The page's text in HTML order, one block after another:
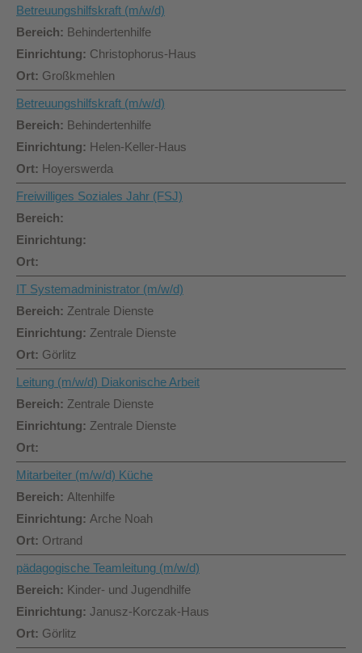
Betreuungshilfskraft (m/w/d)
Behindertenhilfe
Christophorus-Haus
Großkmehlen
Betreuungshilfskraft (m/w/d)
Behindertenhilfe
Helen-Keller-Haus
Hoyerswerda
Freiwilliges Soziales Jahr (FSJ)
IT Systemadministrator (m/w/d)
Zentrale Dienste
Zentrale Dienste
Görlitz
Leitung (m/w/d) Diakonische Arbeit
Zentrale Dienste
Zentrale Dienste
Mitarbeiter (m/w/d) Küche
Altenhilfe
Arche Noah
Ortrand
pädagogische Teamleitung (m/w/d)
Kinder- und Jugendhilfe
Janusz-Korczak-Haus
Görlitz